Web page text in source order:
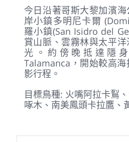
羅蒂納區(Orotina)尋找長
船遊覽塔科雷斯河
觀察紅樹林生態與大型
物多樣性令人難忘。
目標鳥種: 緋紅麥鷍、大
頭距翅麥雞、粉紅琵鷺
Day 4